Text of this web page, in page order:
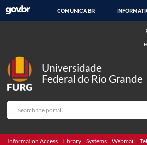
COMUNICA BR
Universidade
Federal do Rio Grande
Information Access Library Systems Webmail